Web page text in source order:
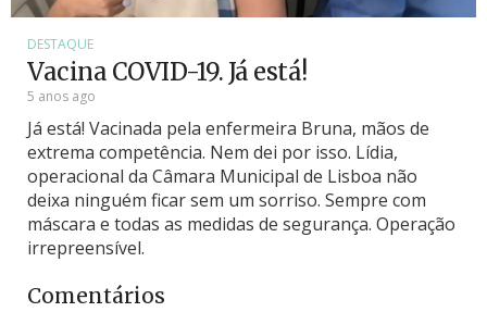
DESTAQUE
Vacina COVID-19. Já está!
5 anos ago
Já está! Vacinada pela enfermeira Bruna, mãos de
extrema competência. Nem dei por isso. Lídia,
operacional da Câmara Municipal de Lisboa não
deixa ninguém ficar sem um sorriso. Sempre com
máscara e todas as medidas de segurança. Operação
irrepreensível.
Comentários